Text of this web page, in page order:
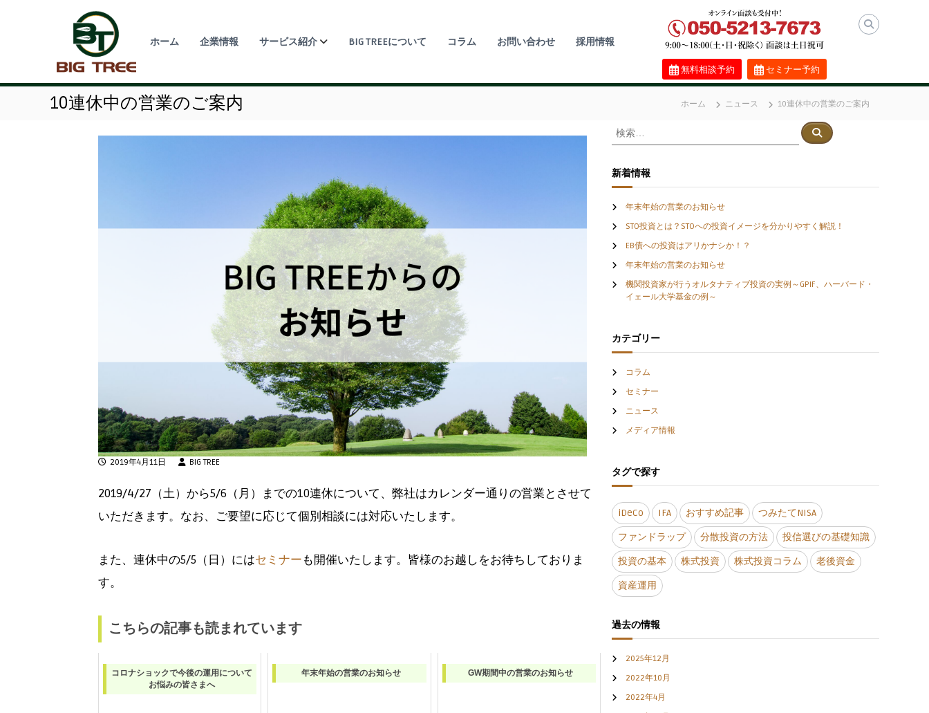
ホーム 企業情報 サービス紹介 BIG TREEについて コラム お問い合わせ 採用情報
無料相談予約 セミナー予約
10連休中の営業のご案内 ホーム ニュース 10連休中の営業のご案内
2019年4月11日 BIG TREE
2019/4/27（土）から5/6（月）までの10連休について、弊社はカレンダー通りの営業とさせて
いただきます。なお、ご要望に応じて個別相談には対応いたします。
また、連休中の5/5（日）にはセミナー も開催いたします。皆様のお越しをお待ちしておりま
す。
こちらの記事も読まれています
コロナショックで今後の運用について
お悩みの皆さまへ
年末年始の営業のお知らせ GW期間中の営業のお知らせ
検
索
象
:
検
索
新着情報
年末年始の営業のお知らせ
STO投資とは？STOへの投資イメージを分かりやすく解説！
EB債への投資はアリかナシか！？
年末年始の営業のお知らせ
機関投資家が行うオルタナティブ投資の実例～GPIF、ハーバード・
イェール大学基金の例～
カテゴリー
コラム
セミナー
ニュース
メディア情報
タグで探す
iDeCo IFA おすすめ記事 つみたてNISA
ファンドラップ 分散投資の方法 投信選びの基礎知識
投資の基本 株式投資 株式投資コラム 老後資金
資産運用
過去の情報
2025年12月
2022年10月
2022年4月